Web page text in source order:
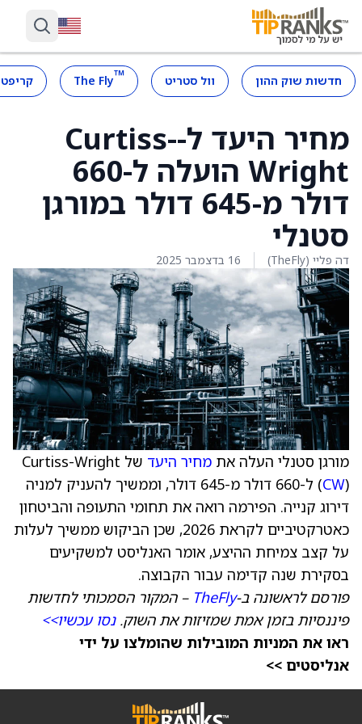
חדשות שוק ההון וול סטריט ™
The Fly
מחיר היעד ל-Curtiss-
Wright הועלה ל-660
דולר מ-645 דולר במורגן
סטנלי
דה פליי (TheFly) 16 בדצמבר 2025
מורגן סטנלי העלה את מחיר היעד
של Curtiss-Wright
(CW
) ל-660 דולר מ-645 דולר, וממשיך להעניק למניה
דירוג קנייה. הפירמה רואה את תחומי התעופה והביטחון
כאטרקטיביים לקראת 2026, שכן הביקוש ממשיך לעלות
על קצב צמיחת ההיצע, אומר האנליסט למשקיעים
בסקירת שנה קדימה עבור הקבוצה.
פורסם לראשונה ב-TheFly – המקור הסמכותי לחדשות
פיננסיות בזמן אמת שמזיזות את השוק.נסו עכשיו>>
ראו את המניות המובילות שהומלצו על ידי
אנליסטים >>